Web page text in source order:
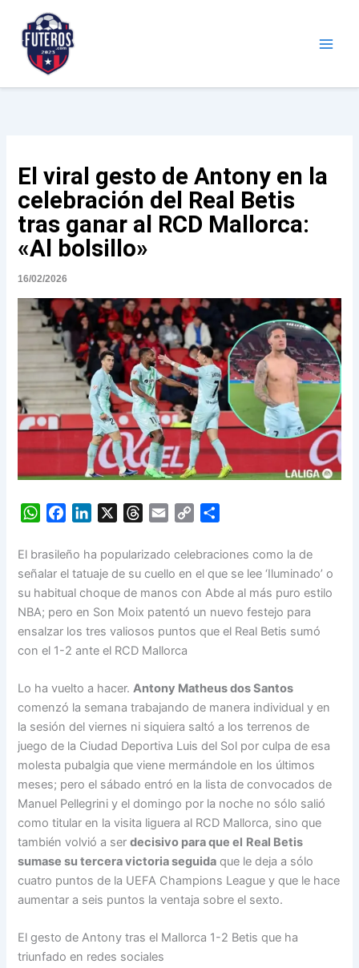
contenido
El viral gesto de Antony en la
celebración del Real Betis
tras ganar al RCD Mallorca:
«Al bolsillo»
16/02/2026
W
a
t
s
A
p
p
c
e
b
o
o
k
n
k
e
d
I
n
r
e
a
d
s
a
i
l
C
p
y
L
i
n
a
r
e
El brasileño ha popularizado celebraciones como la de
señalar el tatuaje de su cuello en el que se lee ‘Iluminado’ o
su habitual choque de manos con Abde al más puro estilo
NBA; pero en Son Moix patentó un nuevo festejo para
ensalzar los tres valiosos puntos que el Real Betis sumó
con el 1-2 ante el RCD Mallorca
Lo ha vuelto a hacer.Antony Matheus dos Santos
comenzó la semana trabajando de manera individual y en
la sesión del viernes ni siquiera saltó a los terrenos de
juego de la Ciudad Deportiva Luis del Sol por culpa de esa
molesta pubalgia que viene mermándole en los últimos
meses; pero el sábado entró en la lista de convocados de
Manuel Pellegrini y el domingo por la noche no sólo salió
como titular en la visita liguera al RCD Mallorca, sino que
también volvió a serdecisivo para que el Real Betis
sumase su tercera victoria seguida que le deja a sólo
cuatro puntos de la UEFA Champions League y que le hace
aumentar a seis puntos la ventaja sobre el sexto.
El gesto de Antony tras el Mallorca 1-2 Betis que ha
triunfado en redes sociales